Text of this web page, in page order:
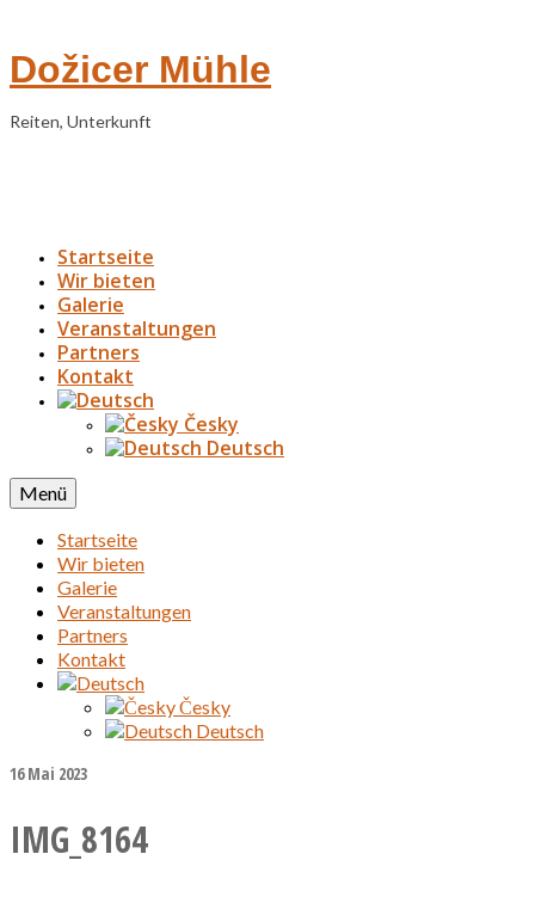
Dožicer Mühle
Reiten, Unterkunft
Startseite
Wir bieten
Galerie
Veranstaltungen
Partners
Kontakt
Česky
Deutsch
Menü
Startseite
Wir bieten
Galerie
Veranstaltungen
Partners
Kontakt
Česky
Deutsch
16Mai 2023
IMG_8164